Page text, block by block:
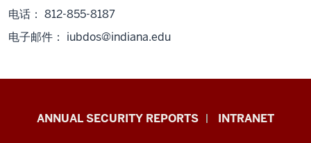
电话： 812-855-8187
电子邮件： iubdos@indiana.edu
Office
ANNUAL SECURITY REPORTS INTRANET